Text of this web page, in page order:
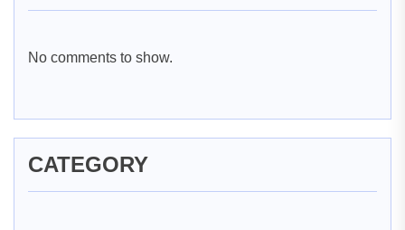
No comments to show.
CATEGORY